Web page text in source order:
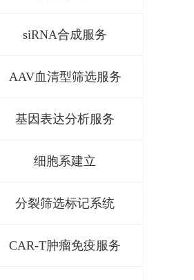
siRNA合成服务
AAV血清型筛选服务
基因表达分析服务
细胞系建立
分裂筛选标记系统
CAR-T肿瘤免疫服务